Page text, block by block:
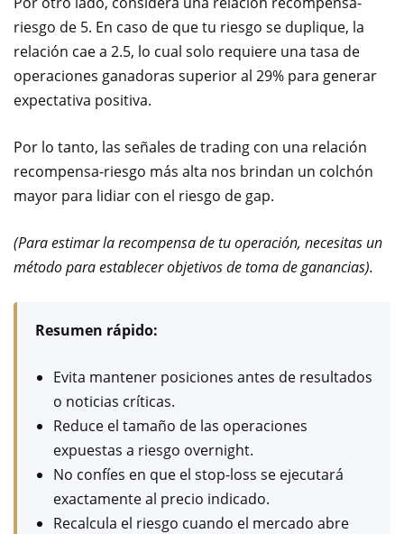
riesgo de 5. En caso de que tu riesgo se duplique, la
relación cae a 2.5, lo cual solo requiere una tasa de
operaciones ganadoras superior al 29% para generar
expectativa positiva.
Por lo tanto, las señales de trading con una relación
recompensa-riesgo más alta nos brindan un colchón
mayor para lidiar con el riesgo de gap.
(Para estimar la recompensa de tu operación, necesitas un
método para establecer objetivos de toma de ganancias).
Resumen rápido:
Evita mantener posiciones antes de resultados
o noticias críticas.
Reduce el tamaño de las operaciones
expuestas a riesgo overnight.
No confíes en que el stop-loss se ejecutará
exactamente al precio indicado.
Recalcula el riesgo cuando el mercado abre